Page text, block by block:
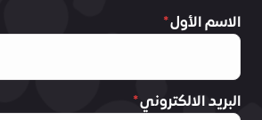
الاسم الأول
البريد الالكتروني